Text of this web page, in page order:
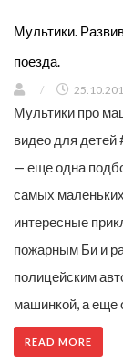
Мультики.
поезда.
/
Мультики про
видео для
— еще одна
самых
интересные
пожарным Би и
полицейским
машинкой, а еще
READ MORE